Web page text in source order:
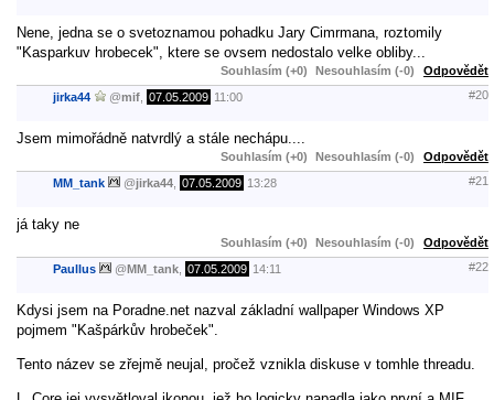
Nene, jedna se o svetoznamou pohadku Jary Cimrmana, roztomily
"Kasparkuv hrobecek", ktere se ovsem nedostalo velke obliby...
Souhlasím (+0) Nesouhlasím (-0) Odpovědět
jirka44 @mif 07.05.2009 11:00 #20
Jsem mimořádně natvrdlý a stále nechápu....
Souhlasím (+0) Nesouhlasím (-0) Odpovědět
MM_tank @jirka44 07.05.2009 13:28 #21
já taky ne
Souhlasím (+0) Nesouhlasím (-0) Odpovědět
Paullus @MM_tank 07.05.2009 14:11 #22
Kdysi jsem na Poradne.net nazval základní wallpaper Windows XP
pojmem "Kašpárkův hrobeček".
Tento název se zřejmě neujal, pročež vznikla diskuse v tomhle threadu.